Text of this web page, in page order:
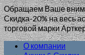
Обращаем Ваше
Скидка-20% на весь
торговой марки
О компании